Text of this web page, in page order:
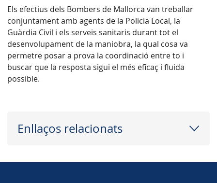
Els efectius dels Bombers de Mallorca van treballar
conjuntament amb agents de la Policia Local, la
Guàrdia Civil i els serveis sanitaris durant tot el
desenvolupament de la maniobra, la qual cosa va
permetre posar a prova la coordinació entre to i
buscar que la resposta sigui el més eficaç i fluida
possible.
Enllaços relacionats